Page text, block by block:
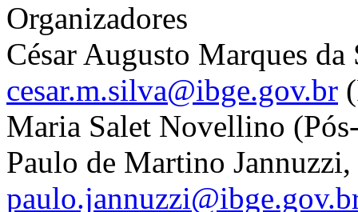
Organizadores
César Augusto Marques da
cesar.m.silva@ibge.gov.br
Maria Salet Novellino
Paulo de Martino Jannuzzi,